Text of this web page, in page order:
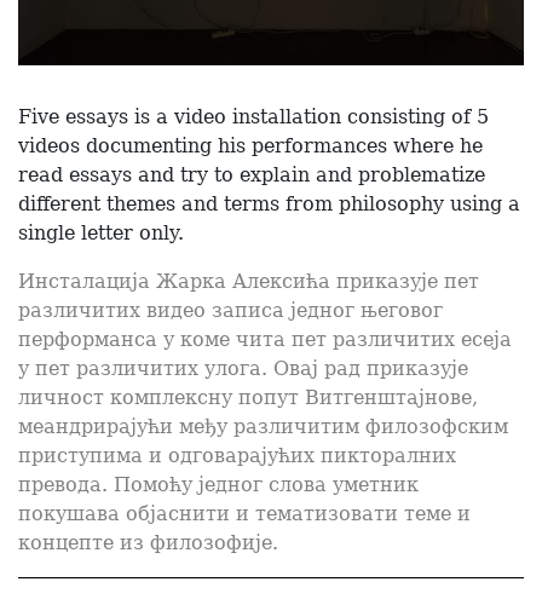
Five essays is a video installation consisting of 5
videos documenting his performances where he
read essays and try to explain and problematize
different themes and terms from philosophy using a
single letter only.
Инсталација Жарка Алексића приказује пет
различитих видео записа једног његовог
перформанса у коме чита пет различитих есеја
у пет различитих улога. Овај рад приказује
личност комплексну попут Витгенштајнове,
меандрирајући међу различитим филозофским
приступима и одговарајућих пикторалних
превода. Помоћу једног слова уметник
покушава објаснити и тематизовати теме и
концепте из филозофије.